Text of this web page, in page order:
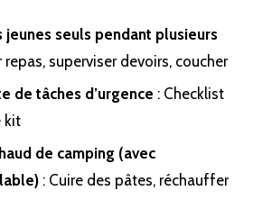
jeunes seuls pendant plusieurs
repas, superviser devoirs, coucher
de tâches d’urgence : Checklist
kit
de camping (avec
: Cuire des pâtes, réchauffer